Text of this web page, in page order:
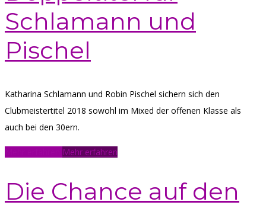
Schlamann und
Pischel
Katharina Schlamann und Robin Pischel sichern sich den
Clubmeistertitel 2018 sowohl im Mixed der offenen Klasse als
auch bei den 30ern.
Mehr erfahren
Die Chance auf den